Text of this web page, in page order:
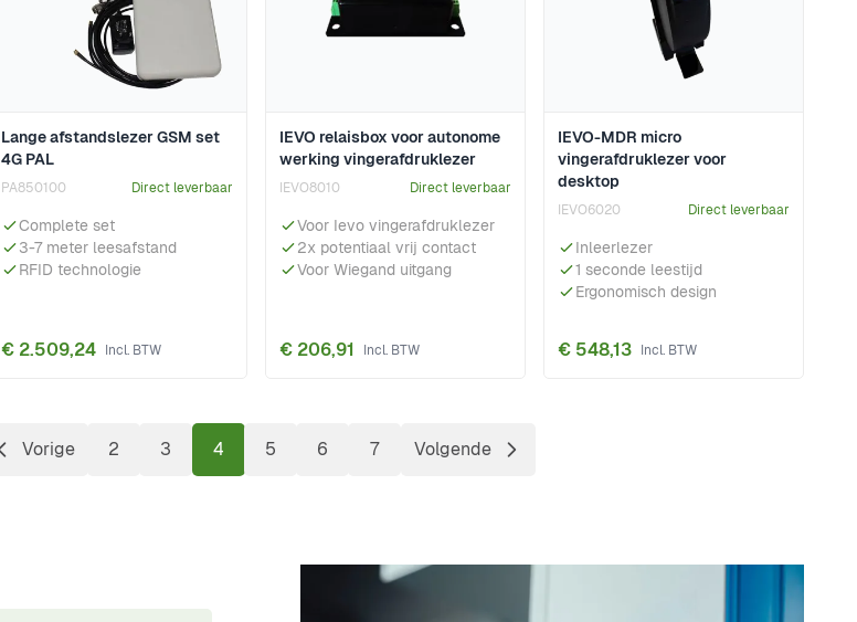
Lange afstandslezer GSM set
4G PAL
PA850100 Direct leverbaar
Complete set
3-7 meter leesafstand
RFID technologie
€ 2.509,24
IEVO relaisbox voor autonome
werking vingerafdruklezer
IEVO8010 Direct leverbaar
Voor Ievo vingerafdruklezer
2x potentiaal vrij contact
Voor Wiegand uitgang
€ 206,91
IEVO-MDR micro
vingerafdruklezer voor
desktop
IEVO6020 Direct leverbaar
Inleerlezer
1 seconde leestijd
Ergonomisch design
€ 548,13
Pagina
Vorige Pagina
2 Pagina
3 U lees momenteel pagina
4 Pagina
5 Pagina
6 Pagina
7 Pagina
Volgende